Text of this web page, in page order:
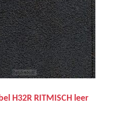
H32R RITMISCH leer